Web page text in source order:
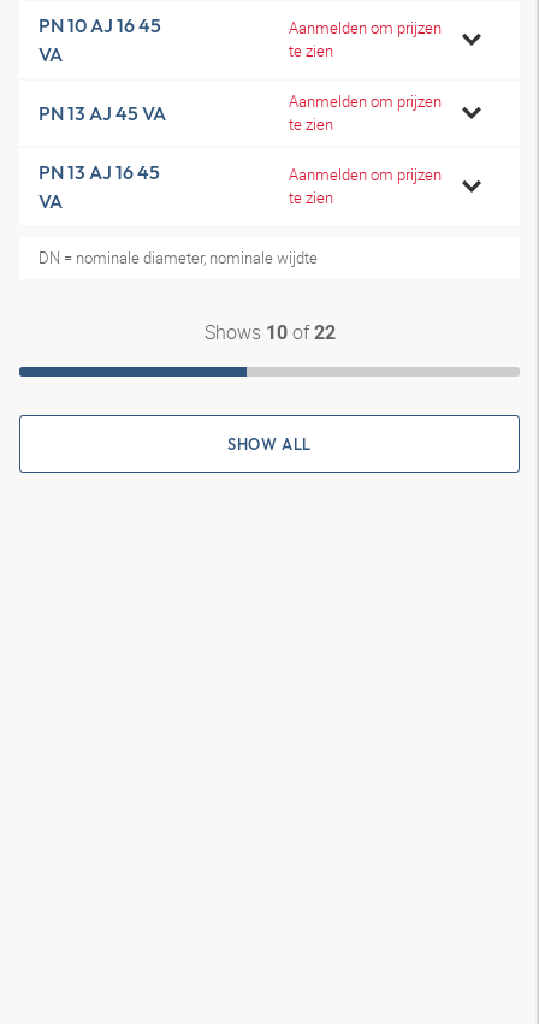
PN 10 AJ 16 45
VA
Aanmelden om prijzen
te zien
PN 13 AJ 45 VA
Aanmelden om prijzen
te zien
PN 13 AJ 16 45
VA
Aanmelden om prijzen
te zien
DN = nominale diameter, nominale wijdte
Shows 10of22
SHOW ALL